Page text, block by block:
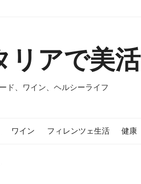
リアで美活
ド、ワイン、ヘルシーライフ
ワイン フィレンツェ生活 健康